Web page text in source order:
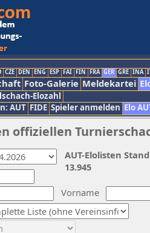
CZE DEN ENG ESP FAI FIN FRA GER GRE INA
Foto-Galerie Meldekartei
Elozahl
AUT FIDE Spieler anmelden Elo
offiziellen
Vorname
AUT-Elolisten
13.945